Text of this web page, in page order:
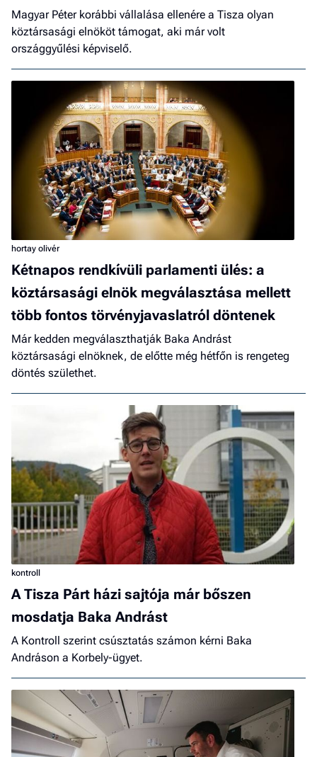
Magyar Péter korábbi vállalása ellenére a Tisza olyan
köztársasági elnököt támogat, aki már volt
országgyűlési képviselő.
hortay olivér
Kétnapos rendkívüli parlamenti ülés: a
köztársasági elnök megválasztása mellett
több fontos törvényjavaslatról döntenek
Már kedden megválaszthatják Baka Andrást
köztársasági elnöknek, de előtte még hétfőn is rengeteg
döntés születhet.
kontroll
A Tisza Párt házi sajtója már bőszen
mosdatja Baka Andrást
A Kontroll szerint csúsztatás számon kérni Baka
Andráson a Korbely-ügyet.